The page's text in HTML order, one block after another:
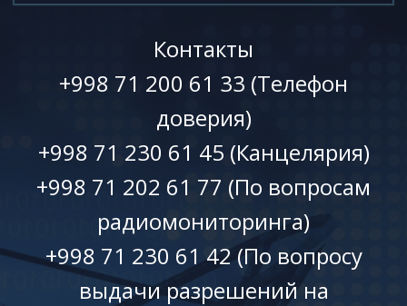
Контакты
+998 71 200 61 33 (Телефон
доверия)
+998 71 230 61 45 (Канцелярия)
+998 71 202 61 77 (По вопросам
радиомониторинга)
+998 71 230 61 42 (По вопросу
выдачи разрешений на